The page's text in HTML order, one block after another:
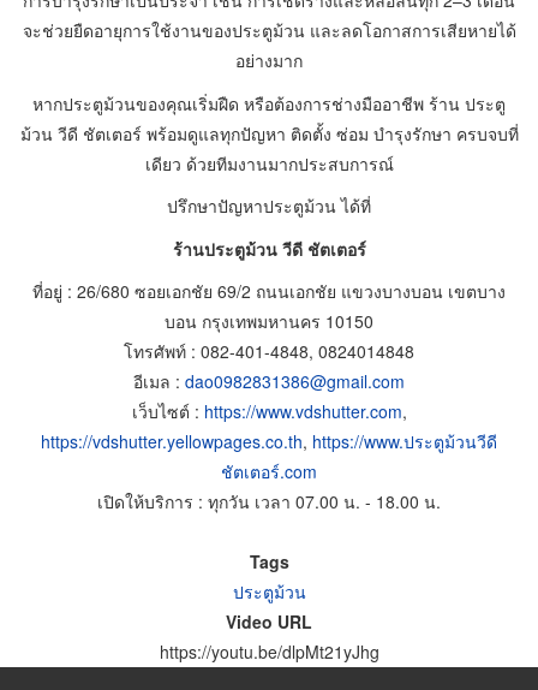
จะช่วยยืดอายุการใช้งานของประตูม้วน และลดโอกาสการเสียหายได้
อย่างมาก
หากประตูม้วนของคุณเริ่มฝืด หรือต้องการช่างมืออาชีพ ร้าน ประตู
ม้วน วีดี ชัตเตอร์ พร้อมดูแลทุกปัญหา ติดตั้ง ซ่อม บำรุงรักษา ครบจบที่
เดียว ด้วยทีมงานมากประสบการณ์
ปรึกษาปัญหาประตูม้วน ได้ที่
ร้านประตูม้วน วีดี ชัตเตอร์
ที่อยู่ : 26/680 ซอยเอกชัย 69/2 ถนนเอกชัย แขวงบางบอน เขตบาง
บอน กรุงเทพมหานคร 10150
โทรศัพท์ : 082-401-4848, 0824014848
อีเมล : dao0982831386@gmail.com
เว็บไซต์ : https://www.vdshutter.com,
https://vdshutter.yellowpages.co.th, https://www.ประตูม้วนวีดี
ชัตเตอร์.com
เปิดให้บริการ : ทุกวัน เวลา 07.00 น. - 18.00 น.
Tags
ประตูม้วน
Video URL
https://youtu.be/dlpMt21yJhg